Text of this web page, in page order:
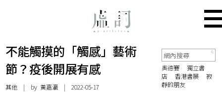
不能觸摸的「觸感」藝術
節？疫後開展有感
其他 | by 黃嘉瀛 | 2022-05-17
奧德賽
獨立書
店
香港書展
寂
靜的朋友